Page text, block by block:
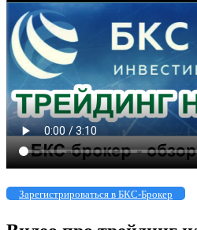
Зарегистрироваться в БКС-Брокер